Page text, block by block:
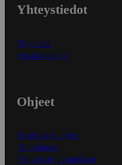
Yhteystiedot
Myymälät
Asiakaspalvelu
Ohjeet
Ensitilaajan ohjeet
Näin maksat
Näin tilaat ja muokkaat